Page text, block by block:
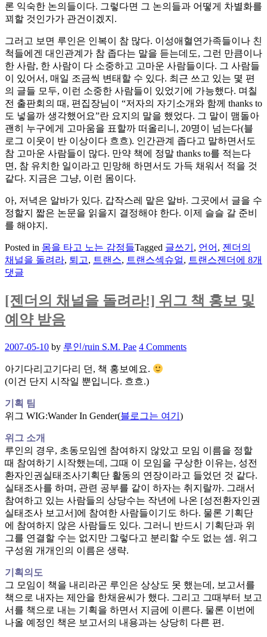
론 익숙한 논의들이다. 그렇다면 그 논의들과 어떻게 차별화를
꾀할 것인가가 관건이겠지.
그러고 보면 루인은 인복이 참 많다. 이성애혈연가족들이나 친
척들에겐 대인관계가 참 좁다는 말을 듣는데도, 그런 만큼이나
한 사람, 한 사람이 다 소중하고 고마운 사람들이다. 그 사람들
이 있어서, 매일 조금씩 변태할 수 있다. 최근 쓰고 있는 몇 편
의 글들 모두, 이런 소중한 사람들이 있었기에 가능했다. 며칠
전 출판회의 때, 편집장님이 “저자의 자기소개와 함께 thanks to
도 넣을까 생각했어요”란 요지의 말을 했었다. 그 말이 맴돌아
괜히 누구에게 고마움을 표할까 떠올리니, 20명이 넘는다(블
로그 이웃이 반 이상이다 흐흐). 인간관계 좁다고 말하면서도
참 고마운 사람들이 많다. 만약 책에 정말 thanks to를 적는다
면, 참 유치한 일이라고 민망해 하면서도 가득 채워서 적을 것
같다. 지금은 그냥, 이런 몸이다.
아, 저녁은 알바가 있다. 갑작스레 맡은 알바. 그곳에서 글을 수
정할지 짧은 논문을 읽을지 결정해야 한다. 이제 슬슬 갈 준비
를 해야지.
Posted in 몸을 타고 노는 감정들Tagged 글쓰기 , 언어 , 젠더의
채널을 돌려라, 퇴고, 트랜스, 트랜스섹슈얼, 트랜스젠더 퇴
수
정
에 8개
댓글
[젠더의 채널을 돌려라!] 위그 책 홍보 및
예약 받음
Posted
2007-05-10 by 루인/ruin S.M. Pae 4 Comments
아기다리고기다리 던, 책 홍보예요.
(이건 단지 시작일 뿐입니다. 흐흐.)
기획 팀
위그 WIG:Wander In Gender(블로그는 여기 )
위그 소개
루인의 경우, 초동모임엔 참여하지 않았고 모임 이름을 정할
때 참여하기 시작했는데, 그때 이 모임을 구상한 이유는, 성전
환자인권실태조사기획단 활동의 연장이라고 들었던 것 같다.
실태조사를 하며, 관련 공부를 같이 하자는 취지랄까. 그래서
참여하고 있는 사람들의 상당수는 작년에 나온 [성전환자인권
실태조사 보고서]에 참여한 사람들이기도 하다. 물론 기획단
에 참여하지 않은 사람들도 있다. 그러니 반드시 기획단과 위
그를 연결할 수는 없지만 그렇다고 분리할 수도 없는 셈. 위그
구성원 개개인의 이름은 생략.
기획의도
그 모임이 책을 내리라곤 루인은 상상도 못 했는데, 보고서를
책으로 내자는 제안을 한채윤씨가 했다. 그리고 그때부터 보고
서를 책으로 내는 기획을 하면서 지금에 이른다. 물론 이번에
나올 예정인 책은 보고서의 내용과는 상당히 다른 편.